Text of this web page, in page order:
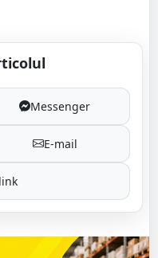
Messenger
E-mail